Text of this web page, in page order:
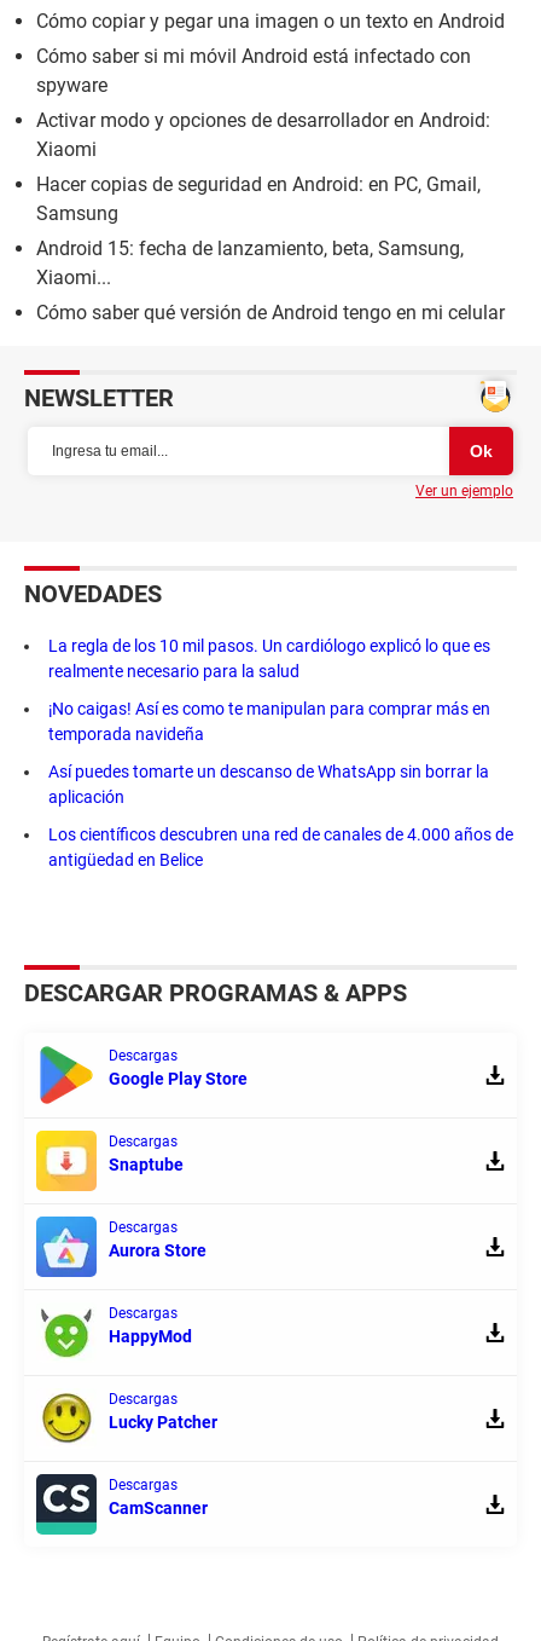
Cómo copiar y pegar una imagen o un texto en Android
Cómo saber si mi móvil Android está infectado con
spyware
Activar modo y opciones de desarrollador en Android:
Xiaomi
Hacer copias de seguridad en Android: en PC, Gmail,
Samsung
Android 15: fecha de lanzamiento, beta, Samsung,
Xiaomi...
Cómo saber qué versión de Android tengo en mi celular
NEWSLETTER
Ver un ejemplo
NOVEDADES
La regla de los 10 mil pasos. Un cardiólogo explicó lo que es
realmente necesario para la salud
¡No caigas! Así es como te manipulan para comprar más en
temporada navideña
Así puedes tomarte un descanso de WhatsApp sin borrar la
aplicación
Los científicos descubren una red de canales de 4.000 años de
antigüedad en Belice
DESCARGAR PROGRAMAS & APPS
Descargas
Google Play Store
Descargas
Snaptube
Descargas
Aurora Store
Descargas
HappyMod
Descargas
Lucky Patcher
Descargas
CamScanner